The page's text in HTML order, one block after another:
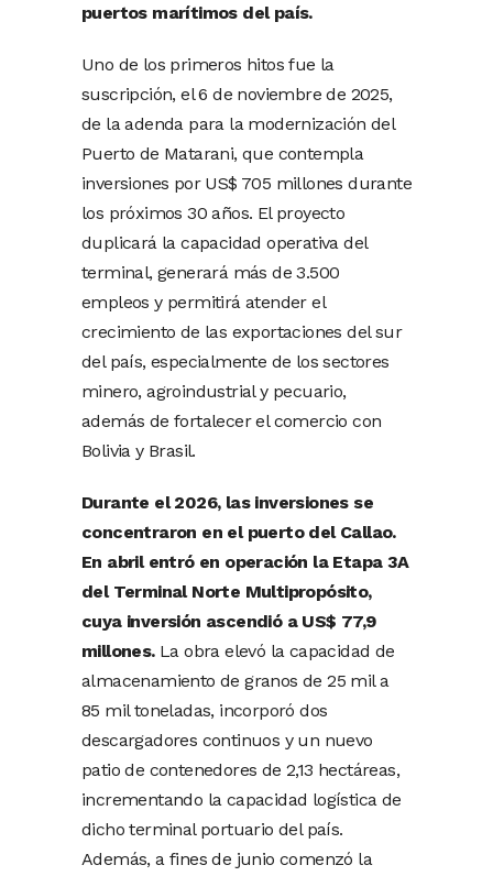
puertos marítimos del país.
Uno de los primeros hitos fue la
suscripción, el 6 de noviembre de 2025,
de la adenda para la modernización del
Puerto de Matarani, que contempla
inversiones por US$ 705 millones durante
los próximos 30 años. El proyecto
duplicará la capacidad operativa del
terminal, generará más de 3.500
empleos y permitirá atender el
crecimiento de las exportaciones del sur
del país, especialmente de los sectores
minero, agroindustrial y pecuario,
además de fortalecer el comercio con
Bolivia y Brasil.
Durante el 2026, las inversiones se
concentraron en el puerto del Callao.
En abril entró en operación la Etapa 3A
del Terminal Norte Multipropósito,
cuya inversión ascendió a US$ 77,9
millones.La obra elevó la capacidad de
almacenamiento de granos de 25 mil a
85 mil toneladas, incorporó dos
descargadores continuos y un nuevo
patio de contenedores de 2,13 hectáreas,
incrementando la capacidad logística de
dicho terminal portuario del país.
Además, a fines de junio comenzó la